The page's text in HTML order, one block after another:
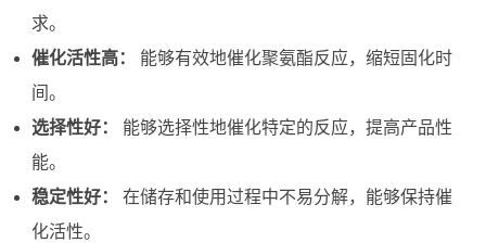
求。
催化活性高：
能够有效地催化聚氨酯反应，缩短固化时
间。
选择性好：
能够选择性地催化特定的反应，提高产品性
能。
稳定性好：
在储存和使用过程中不易分解，能够保持催
化活性。